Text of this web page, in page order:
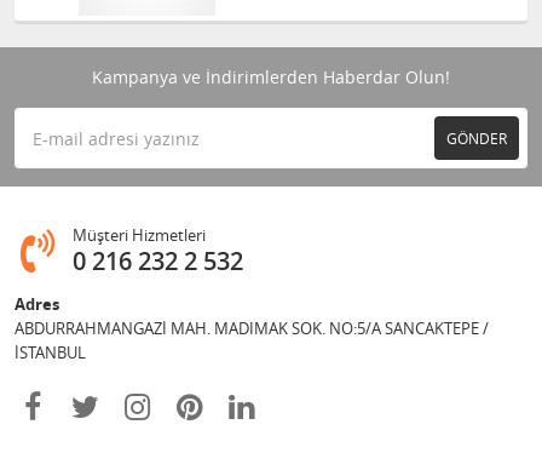
Kampanya ve İndirimlerden Haberdar Olun!
GÖNDER
Müşteri Hizmetleri
0 216 232 2 532
Adres
ABDURRAHMANGAZİ MAH. MADIMAK SOK. NO:5/A SANCAKTEPE /
İSTANBUL